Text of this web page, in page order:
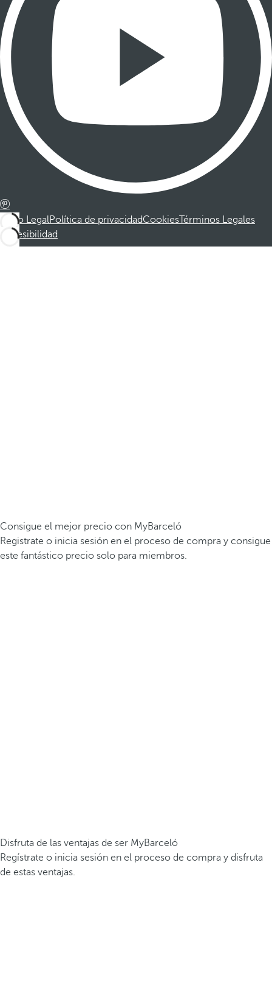
Aviso LegalPolítica de privacidadCookiesTérminos Legales
Accesibilidad
Consigue el mejor precio con MyBarceló
Registrate o inicia sesión en el proceso de compra y consigue
este fantástico precio solo para miembros.
Disfruta de las ventajas de ser MyBarceló
Regístrate o inicia sesión en el proceso de compra y disfruta
de estas ventajas.